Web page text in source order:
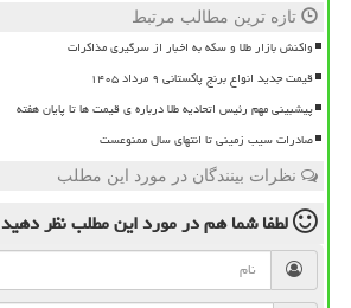
تازه ترین مطالب مرتبط
واکنش بازار طلا و سکه به اخبار از سرگیری مذاکرات
قیمت جدید انواع برنج پاکستانی ۹ مرداد ۱۴۰۵
پیشبینی مهم رئیس اتحادیه طلا درباره ی قیمت ها تا پایان هفته
صادرات سیب زمینی تا انتهای سال ممنوعست
نظرات بینندگان در مورد این مطلب
لطفا شما همدر مورد این مطلبنظر دهید